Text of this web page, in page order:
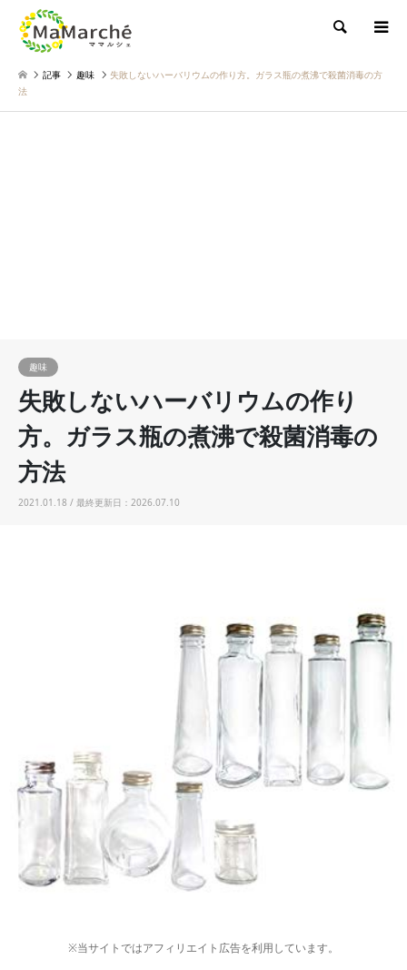
検索
記事 趣味
失敗しないハーバリウムの作り方。ガラス瓶の煮沸で殺菌消毒の方
法
趣味
失敗しないハーバリウムの作り
方。ガラス瓶の煮沸で殺菌消毒の
方法
2021.01.18 / 最終更新日：2026.07.10
※当サイトではアフィリエイト広告を利用しています。